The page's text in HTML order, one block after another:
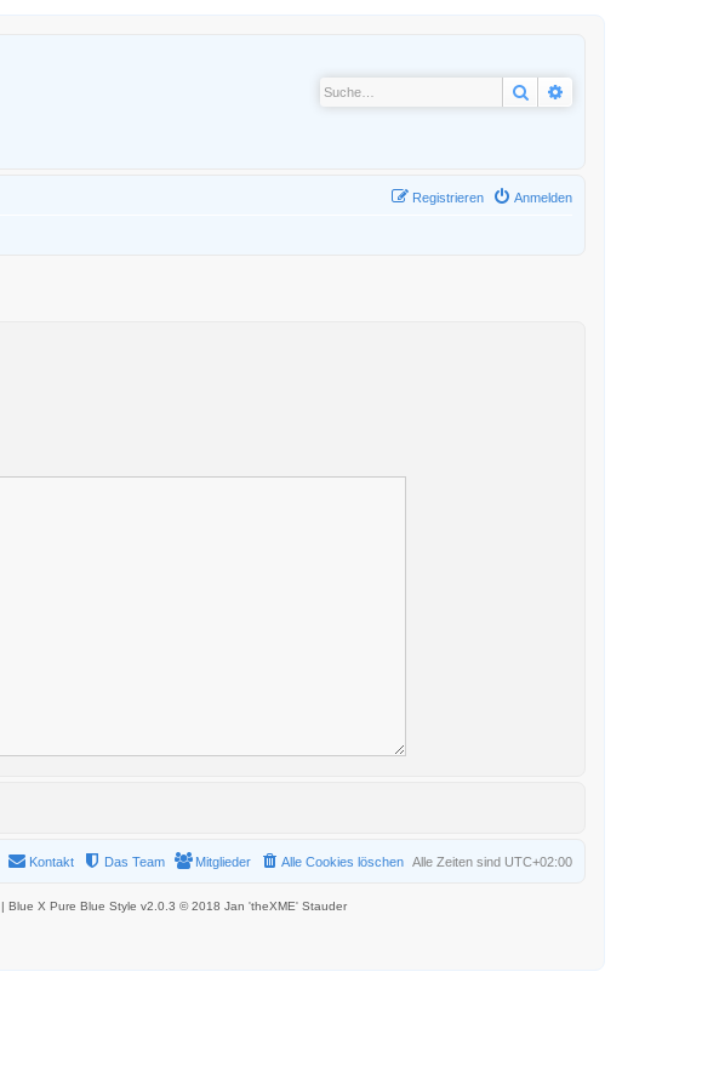
Suche
Anmelden
Registrieren
Alle Zeiten sind UTC+02:00
Alle Cookies löschen
Mitglieder
Das Team
Kontakt
| Blue X Pure Blue Style v2.0.3 © 2018 Jan 'theXME' Stauder